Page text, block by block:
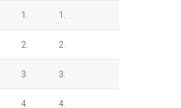
1. 1.
2. 2.
3. 3.
4. 4.